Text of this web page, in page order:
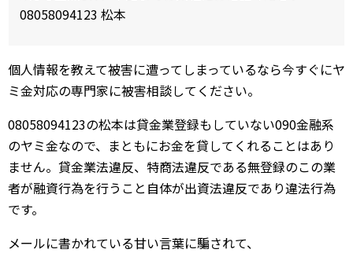
08058094123 松本
個人情報を教えて被害に遭ってしまっているなら今すぐにヤ
ミ金対応の専門家に被害相談してください。
08058094123の松本は貸金業登録もしていない090金融系
のヤミ金なので、まともにお金を貸してくれることはあり
ません。貸金業法違反、特商法違反である無登録のこの業
者が融資行為を行うこと自体が出資法違反であり違法行為
です。
メールに書かれている甘い言葉に騙されて、